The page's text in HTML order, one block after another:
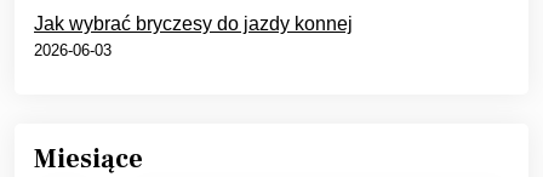
Jak wybrać bryczesy do jazdy konnej
2026-06-03
Miesiące